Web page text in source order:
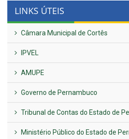
LINKS ÚTEIS
Câmara Municipal de Cortês
IPVEL
AMUPE
Governo de Pernambuco
Tribunal de Contas do Estado de
Ministério Público do Estado de